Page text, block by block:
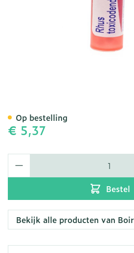
€ 5,37
Bestel
Op bestelling
Bekijk alle producten van